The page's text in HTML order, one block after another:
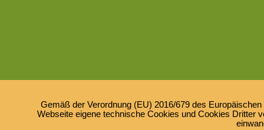
Gemäß der Verordnung (EU) 2016/679 des
Webseite eigene technische Cookies und Cookies Dritter